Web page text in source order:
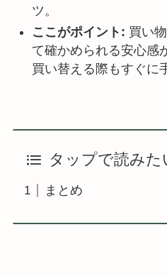
ツ。
ここがポイント: 買い
て確かめられる安心感
買い替える際もすぐに
タップで読み
まとめ